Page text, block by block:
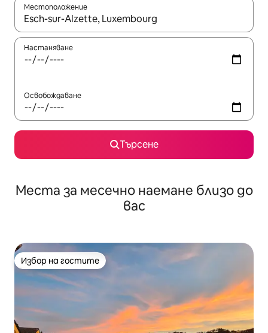
Местоположение
Когато резултатите се покажат, използвайте
Настаняване
Освобождаване
Търсене
Места за месечно наемане близо до
вас
Избор на гостите
Избор на гостите